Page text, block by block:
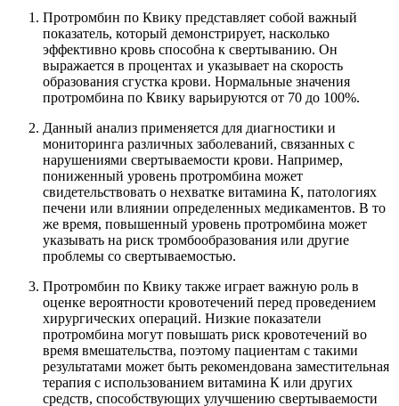
Протромбин по Квику представляет собой важный
показатель, который демонстрирует, насколько
эффективно кровь способна к свертыванию. Он
выражается в процентах и указывает на скорость
образования сгустка крови. Нормальные значения
протромбина по Квику варьируются от 70 до 100%.
Данный анализ применяется для диагностики и
мониторинга различных заболеваний, связанных с
нарушениями свертываемости крови. Например,
пониженный уровень протромбина может
свидетельствовать о нехватке витамина К, патологиях
печени или влиянии определенных медикаментов. В то
же время, повышенный уровень протромбина может
указывать на риск тромбообразования или другие
проблемы со свертываемостью.
Протромбин по Квику также играет важную роль в
оценке вероятности кровотечений перед проведением
хирургических операций. Низкие показатели
протромбина могут повышать риск кровотечений во
время вмешательства, поэтому пациентам с такими
результатами может быть рекомендована заместительная
терапия с использованием витамина К или других
средств, способствующих улучшению свертываемости